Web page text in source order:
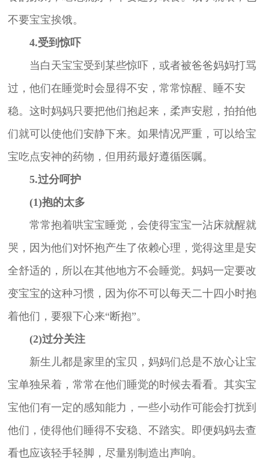
不要宝宝挨饿。
4.受到惊吓
当白天宝宝受到某些惊吓，或者被爸爸妈妈打骂
过，他们在睡觉时会显得不安，常常惊醒、睡不安
稳。这时妈妈只要把他们抱起来，柔声安慰，拍拍他
们就可以使他们安静下来。如果情况严重，可以给宝
宝吃点安神的药物，但用药最好遵循医嘱。
5.过分呵护
(1)抱的太多
常常抱着哄宝宝睡觉，会使得宝宝一沾床就醒就
哭，因为他们对怀抱产生了依赖心理，觉得这里是安
全舒适的，所以在其他地方不会睡觉。妈妈一定要改
变宝宝的这种习惯，因为你不可以每天二十四小时抱
着他们，要狠下心来“断抱”。
(2)过分关注
新生儿都是家里的宝贝，妈妈们总是不放心让宝
宝单独呆着，常常在他们睡觉的时候去看看。其实宝
宝他们有一定的感知能力，一些小动作可能会打扰到
他们，使得他们睡得不安稳、不踏实。即便妈妈去查
看也应该轻手轻脚，尽量别制造出声响。